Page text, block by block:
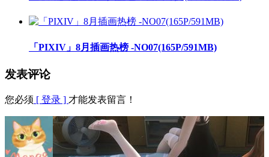
「PIXIV」8月插画热榜 -NO07(165P/591MB)
发表评论
您必须 [ 登录 ] 才能发表留言！